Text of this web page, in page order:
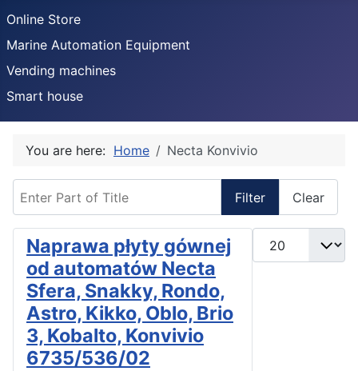
Online Store
Marine Automation Equipment
Vending machines
Smart house
You are here: Home Necta Konvivio
Filter Clear
Display #
Naprawa płyty gównej
od automatów Necta
Sfera, Snakky, Rondo,
Astro, Kikko, Oblo, Brio
3, Kobalto, Konvivio
6735/536/02